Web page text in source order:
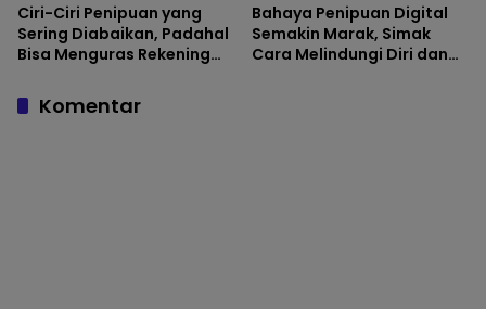
Ciri-Ciri Penipuan yang
Sering Diabaikan, Padahal
Bisa Menguras Rekening
Bahaya Penipuan Digital
Semakin Marak, Simak
Cara Melindungi Diri dan
Komentar